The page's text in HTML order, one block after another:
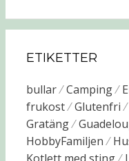
ETIKETTER
bullar Camping
frukost
Glutenfri
Gratäng
HobbyFamiljen